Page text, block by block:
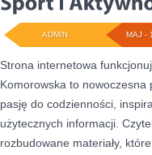
MAJ -
ADMIN
Strona internetowa
Komorowska to
pasję do codzienności,
użytecznych informacji.
rozbudowane materiały,